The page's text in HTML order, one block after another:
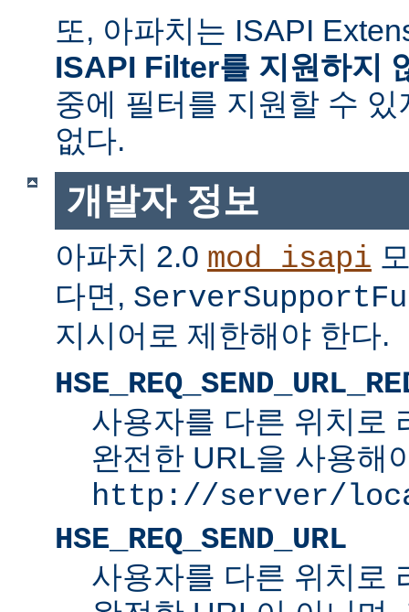
또, 아파치는 ISAPI
ISAPI Filter를 지원하지
중에 필터를 지원할 수
없다.
개발자 정보
아파치 2.0 mod_isapi
다면,
지시어로 제한해야 한다.
사용자를 다른 위치로
완전한 URL을 사용해
http://server/
HSE_REQ_SEND_URL
사용자를 다른 위치로